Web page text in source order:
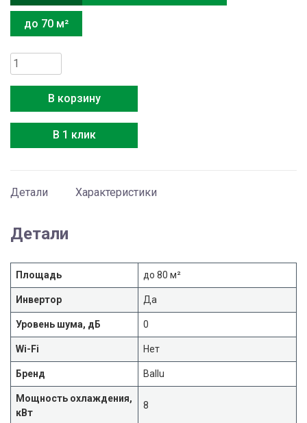
до 70 м²
Количество
товара
B4OI-
FM/out-
27HN8/LP_EU
В корзину
В 1 клик
Детали Характеристики
Детали
Площадь до 80 м²
Инвертор Да
Уровень шума, дБ 0
Wi-Fi Нет
Бренд Ballu
Мощность охлаждения,
кВт
8